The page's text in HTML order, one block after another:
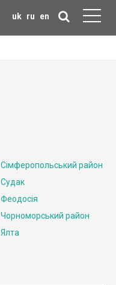
uk ru en
Сімферопольський район
Судак
Феодосія
Чорноморський район
Ялта